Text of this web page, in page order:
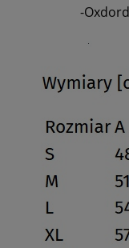
-Oxdord